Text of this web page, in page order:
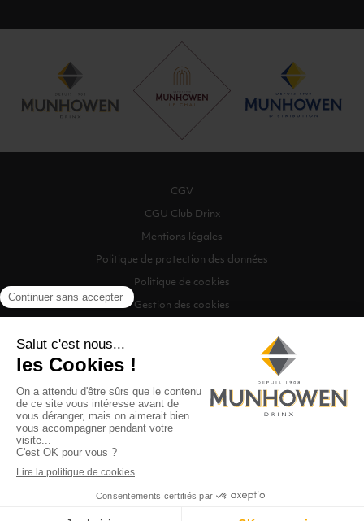
CGV
CGU Club Drinx
Mentions légales
Politique de protection des données
Politique de cookies
Gestion des cookies
©2026 Munhowen Drinx / Tous droits réservés
Digitalised by